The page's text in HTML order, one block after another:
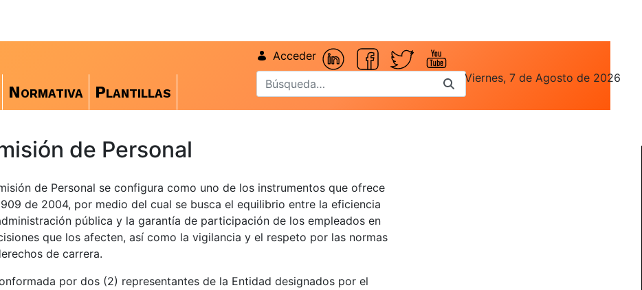
Normativa Plantillas
Acceder
Viernes, 7 de Agosto de 2026
de Personal
de Personal se configura como uno de los instrumentos que ofrece
de 2004, por medio del cual se busca el equilibrio entre la eficiencia
pública y la garantía de participación de los empleados en
que los afecten, así como la vigilancia y el respeto por las normas
de carrera.
por dos (2) representantes de la Entidad designados por el